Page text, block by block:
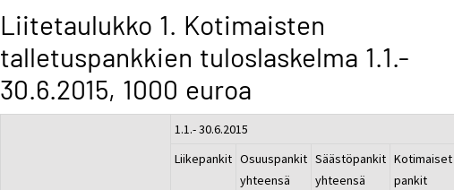
Liitetaulukko 1. Kotimaisten
talletuspankkien tuloslaskelma 1.1.-
30.6.2015, 1000 euroa
1.1.- 30.6.2015
Liikepankit Osuuspankit
yhteensä
Säästöpankit
yhteensä
Kotimaiset
pankit